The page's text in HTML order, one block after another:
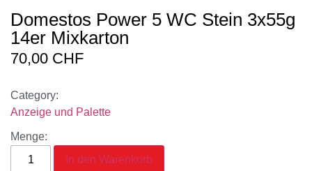
Domestos Power 5 WC Stein 3x55g
14er Mixkarton
70,00 CHF
Category:
Anzeige und Palette
Menge:
In den Warenkorb